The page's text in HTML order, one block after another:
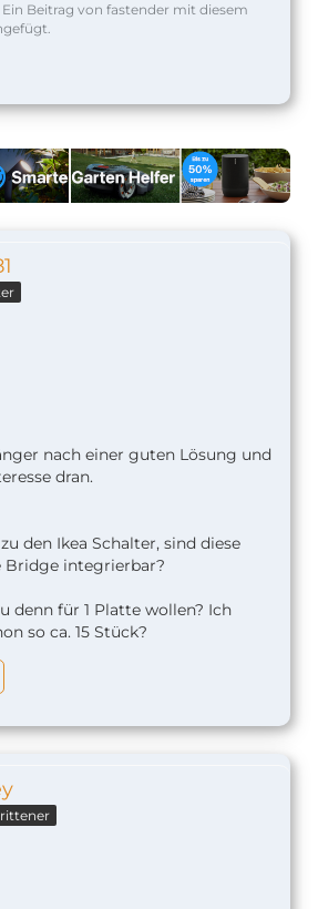
Beitrag von fastender mit diesem
nach einer guten Lösung und
dran.
den Ikea Schalter, sind diese
Bridge integrierbar?
denn für 1 Platte wollen? Ich
so ca. 15 Stück?